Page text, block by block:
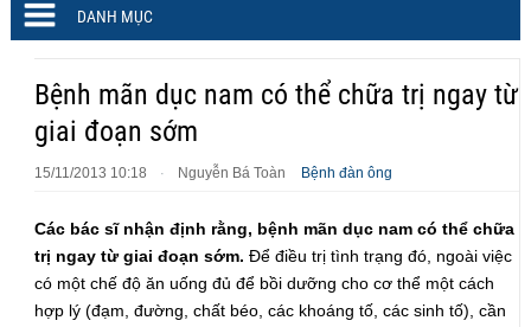
DANH MỤC
Bệnh mãn dục nam có thể chữa trị ngay từ
giai đoạn sớm
15/11/2013 10:18 · Nguyễn Bá Toàn Bệnh đàn ông
Các bác sĩ nhận định rằng, bệnh mãn dục nam có thể chữa
trị ngay từ giai đoạn sớm. Để điều trị tình trạng đó, ngoài việc
có một chế độ ăn uống đủ để bồi dưỡng cho cơ thể một cách
hợp lý (đạm, đường, chất béo, các khoáng tố, các sinh tố), cần